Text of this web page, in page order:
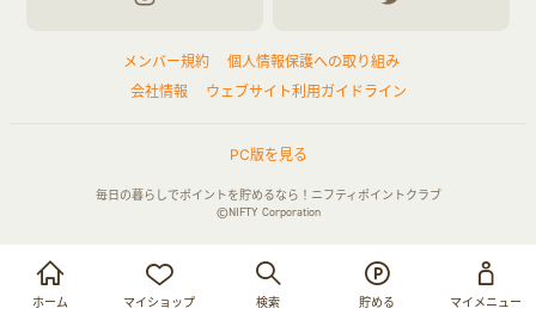
お買い物・サービス利用で貯める
ログイン
ホーム マイショップ 検索 貯める マイメニュー
メンバー規約
個人情報保護への取り組み
会社情報
ウェブサイト利用ガイドライン
PC版を見る
毎日の暮らしでポイントを貯めるなら！ニフティポイントクラブ
©NIFTY Corporation